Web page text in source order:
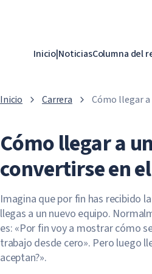
Inicio|NoticiasColumna del
Inicio Carrera Cómo llegar
Cómo llegar a
convertirse en
Imagina que por fin has recibido
llegas a un nuevo equipo.
es: «Por fin voy a mostrar cómo
trabajo desde cero». Pero luego
aceptan?».